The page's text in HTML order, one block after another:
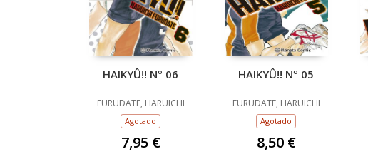
HAIKYÛ!! Nº 06
FURUDATE, HARUICHI
Agotado
7,95 €
HAIKYÛ!! Nº 05
FURUDATE, HARUICHI
Agotado
8,50 €